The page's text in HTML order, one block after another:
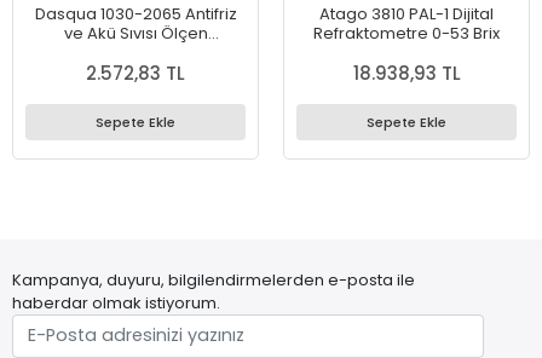
Dasqua 1030-2065 Antifriz
ve Akü Sıvısı Ölçen
2.572,83 TL
Sepete Ekle
Atago 3810 PAL-1 Dijital
Refraktometre 0-53 Brix
18.938,93 TL
Sepete Ekle
Kampanya, duyuru, bilgilendirmelerden e-posta ile
haberdar olmak istiyorum.